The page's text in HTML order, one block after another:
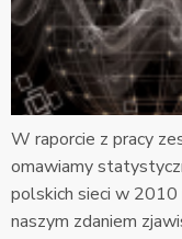
W raporcie z pracy
omawiamy
polskich sieci w 2010
naszym zdaniem